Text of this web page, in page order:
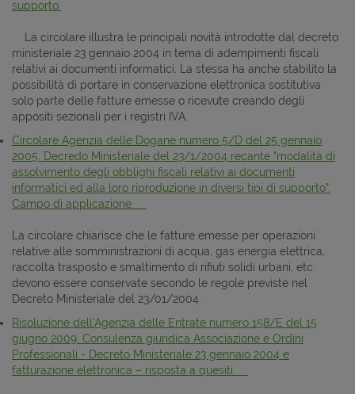
supporto.
La circolare illustra le principali novità introdotte dal decreto
ministeriale 23 gennaio 2004 in tema di adempimenti fiscali
relativi ai documenti informatici. La stessa ha anche stabilito la
possibilità di portare in conservazione elettronica sostitutiva
solo parte delle fatture emesse o ricevute creando degli
appositi sezionali per i registri IVA.
Circolare Agenzia delle Dogane numero 5/D del 25 gennaio
2005. Decredo Ministeriale del 23/1/2004 recante "modalità di
assolvimento degli obblighi fiscali relativi ai documenti
informatici ed alla loro riproduzione in diversi tipi di supporto".
Campo di applicazione.
La circolare chiarisce che le fatture emesse per operazioni
relative alle somministrazioni di acqua, gas energia elettrica,
raccolta trasposto e smaltimento di rifiuti solidi urbani, etc.
devono essere conservate secondo le regole previste nel
Decreto Ministeriale del 23/01/2004.
Risoluzione dell’Agenzia delle Entrate numero 158/E del 15
giugno 2009. Consulenza giuridica Associazione e Ordini
Professionali - Decreto Ministeriale 23 gennaio 2004 e
fatturazione elettronica – risposta a quesiti.